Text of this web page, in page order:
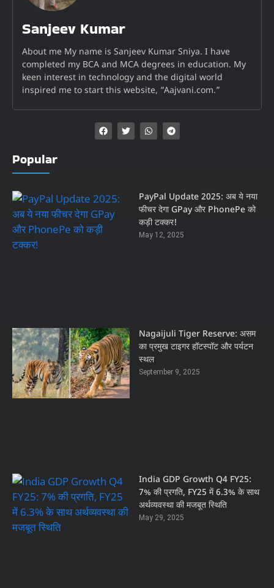
Sanjeev Kumar
About me My name is Sanjeev Kumar Sniya. I have
completed my BCA and MCA degrees in education. My
keen interest in technology and the digital world
inspired me to start this website, “Aajvani.com.”
Popular
PayPal Update 2025: अब ये नया
फीचर देगा GPay और PhonePe को
कड़ी टक्कर!
May 12, 2025
Nagaijuli Tiger Reserve: असम
का प्रमुख टाइगर हॉटस्पॉट और पर्यटन
स्थल
September 9, 2025
India GDP Growth Q4 FY25:
7% की प्रगति, FY25 में 6.3% के साथ
अर्थव्यवस्था की मजबूत स्थिति
May 29, 2025